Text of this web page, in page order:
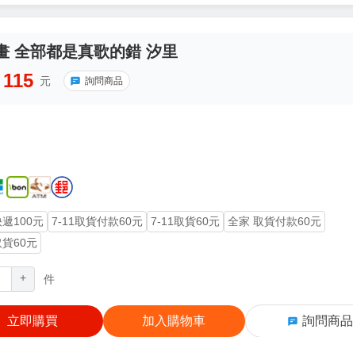
全部都是真歌的錯 汐里
115 元 詢問商品
100元 7-11取貨付款60元 7-11取貨60元
全家 取貨付款60元
60元
+ 件
立即購買 加入購物車 詢問商品